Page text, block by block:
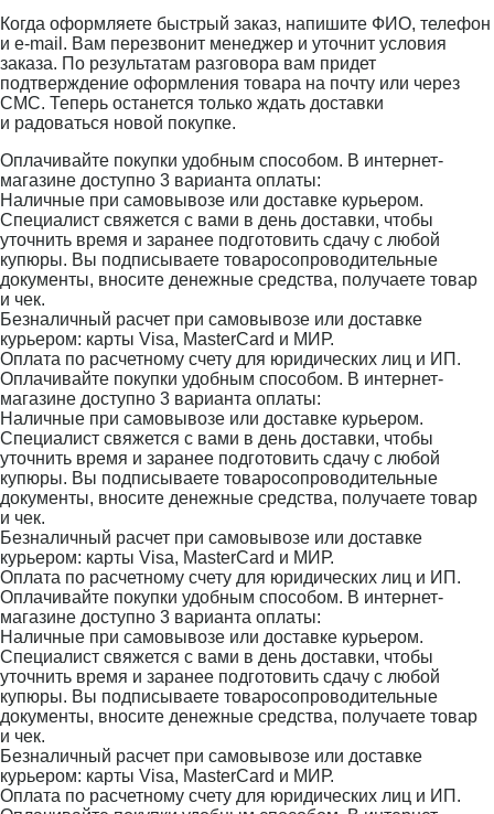
Когда оформляете быстрый заказ, напишите ФИО, телефон
и e-mail. Вам перезвонит менеджер и уточнит условия
заказа. По результатам разговора вам придет
подтверждение оформления товара на почту или через
СМС. Теперь останется только ждать доставки
и радоваться новой покупке.
Оплачивайте покупки удобным способом. В интернет-
магазине доступно 3 варианта оплаты:
Наличные при самовывозе или доставке курьером.
Специалист свяжется с вами в день доставки, чтобы
уточнить время и заранее подготовить сдачу с любой
купюры. Вы подписываете товаросопроводительные
документы, вносите денежные средства, получаете товар
и чек.
Безналичный расчет при самовывозе или доставке
курьером: карты Visa, MasterCard и МИР.
Оплата по расчетному счету для юридических лиц и ИП.
Оплачивайте покупки удобным способом. В интернет-
магазине доступно 3 варианта оплаты:
Наличные при самовывозе или доставке курьером.
Специалист свяжется с вами в день доставки, чтобы
уточнить время и заранее подготовить сдачу с любой
купюры. Вы подписываете товаросопроводительные
документы, вносите денежные средства, получаете товар
и чек.
Безналичный расчет при самовывозе или доставке
курьером: карты Visa, MasterCard и МИР.
Оплата по расчетному счету для юридических лиц и ИП.
Оплачивайте покупки удобным способом. В интернет-
магазине доступно 3 варианта оплаты:
Наличные при самовывозе или доставке курьером.
Специалист свяжется с вами в день доставки, чтобы
уточнить время и заранее подготовить сдачу с любой
купюры. Вы подписываете товаросопроводительные
документы, вносите денежные средства, получаете товар
и чек.
Безналичный расчет при самовывозе или доставке
курьером: карты Visa, MasterCard и МИР.
Оплата по расчетному счету для юридических лиц и ИП.